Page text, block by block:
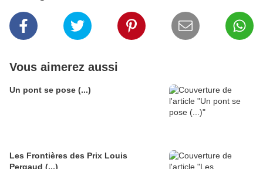
Vous aimerez aussi
Un pont se pose (...)
Les Frontières des Prix Louis
Pergaud (...)